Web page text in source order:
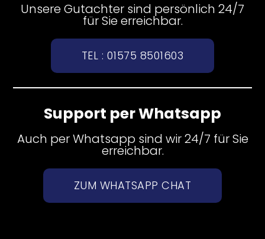
Unsere Gutachter sind persönlich 24/7
für Sie erreichbar.
TEL : 01575 8501603
Support per Whatsapp
Auch per Whatsapp sind wir 24/7 für Sie
erreichbar.
ZUM WHATSAPP CHAT